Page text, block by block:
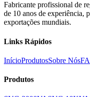
Fabricante profissional de
de 10 anos de experiência,
exportações mundiais.
Links Rápidos
InícioProdutosSobre Nós
Produtos